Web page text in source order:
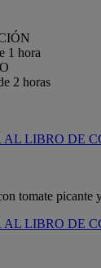
1 hora
2 horas
AL LIBRO DE
AL LIBRO DE